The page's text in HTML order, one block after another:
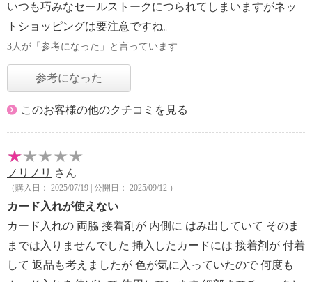
いつも巧みなセールストークにつられてしまいますがネッ
トショッピングは要注意ですね。
3人が「参考になった」と言っています
参考になった
このお客様の他のクチコミを見る
ノリノリ さん
（購入日： 2025/07/19 | 公開日： 2025/09/12 ）
カード入れが使えない
カード入れの 両脇 接着剤が 内側に はみ出していて そのま
までは入りませんでした 挿入したカードには 接着剤が 付着
して 返品も考えましたが 色が気に入っていたので 何度も